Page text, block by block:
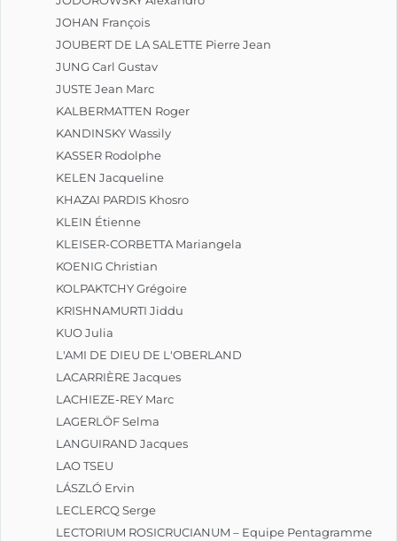
JOHAN François
JOUBERT DE LA SALETTE Pierre Jean
JUNG Carl Gustav
JUSTE Jean Marc
KALBERMATTEN Roger
KANDINSKY Wassily
KASSER Rodolphe
KELEN Jacqueline
KHAZAI PARDIS Khosro
KLEIN Étienne
KLEISER-CORBETTA Mariangela
KOENIG Christian
KOLPAKTCHY Grégoire
KRISHNAMURTI Jiddu
KUO Julia
L'AMI DE DIEU DE L'OBERLAND
LACARRIÈRE Jacques
LACHIEZE-REY Marc
LAGERLÖF Selma
LANGUIRAND Jacques
LAO TSEU
LÁSZLÓ Ervin
LECLERCQ Serge
LECTORIUM ROSICRUCIANUM – Equipe Pentagramme